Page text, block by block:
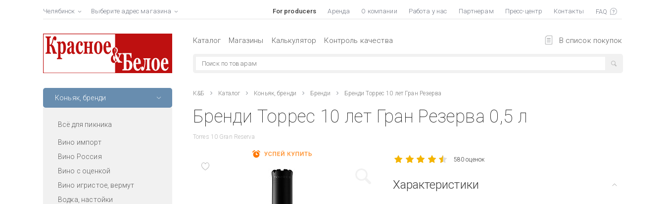
Челябинск Выберите адрес магазина For producers Аренда О компании Работа у нас Партнерам Пресс-центр Контакты
В список покупок
Каталог Магазины Калькулятор Контроль качества
Коньяк, бренди
Всё для пикника
Вино импорт
Вино Россия
Вино с оценкой
Вино игристое, вермут
Водка, настойки
К&Б Каталог Коньяк, бренди Бренди Бренди Торрес 10 лет Гран Резерва
Бренди Торрес 10 лет Гран Резерва 0,5 л
Torres 10 Gran Reserva
580 оценок
Характеристики